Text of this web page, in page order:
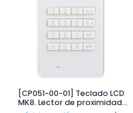
[CP051-00-01] Teclado LCD
MK8. Lector de proximidad.